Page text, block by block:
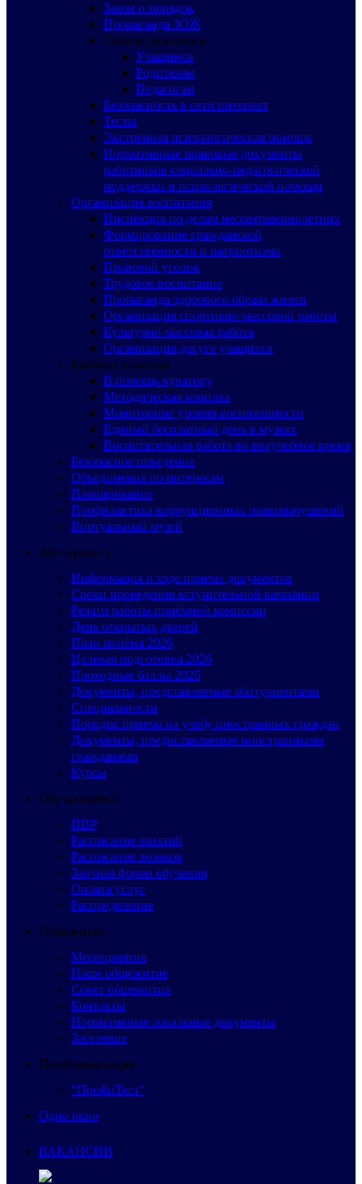
Закон и порядок
Пропаганда ЗОЖ
Советы психолога
Учащимся
Родителям
Педагогам
Безопасность в сети интернет
Тесты
Экстренная психологическая помощь
Нормативные правовые документы
работников социально-педагогической
поддержки и психологической помощи
Организация воспитания
Инспекция по делам несовершеннолетних
Формирование гражданской
ответственности и патриотизма
Правовой уголок
Трудовое воспитание
Пропаганда здорового образа жизни
Организация спортивно-массовой работы
Культурно-массовая работа
Организация досуга учащихся
Кабинет куратора
В помощь куратору
Методическая копилка
Мониторинг уровня воспитанности
Единый бесплатный день в музеях
Воспитательная работа во внеучебное время
Безопасное поведение
Объединения по интересам
Планирование
Профилактика коррупционных правонарушений
Виртуальный музей
Абитуриенту
Информация о ходе приема документов
Сроки проведения вступительной кампании
Режим работы приёмной комиссии
День открытых дверей
План приёма 2026
Целевая подготовка 2026
Проходные баллы 2025
Документы, представляемые абитуриентами
Специальности
Порядок приема на учебу иностранных граждан
Документы, предоставляемые иностранными
гражданами
Курсы
Обучающимся
ПВР
Расписание занятий
Расписание звонков
Заочная форма обучения
Оплата услуг
Распределение
Общежитие
Мероприятия
Наше общежитие
Совет общежития
Контакты
Нормативные локальные документы
Заселение
Профориентация
“ПрофиТест”
Одно окно
ВАКАНСИИ